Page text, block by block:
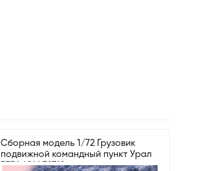
Сборная модель 1/72 Грузовик
подвижной командный пункт Урал
375A ICM 72712